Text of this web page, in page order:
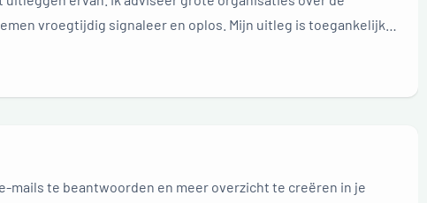
vroegtijdig signaleer en oplos. Mijn uitleg is toegankelijk
mails te beantwoorden en meer overzicht te creëren in je